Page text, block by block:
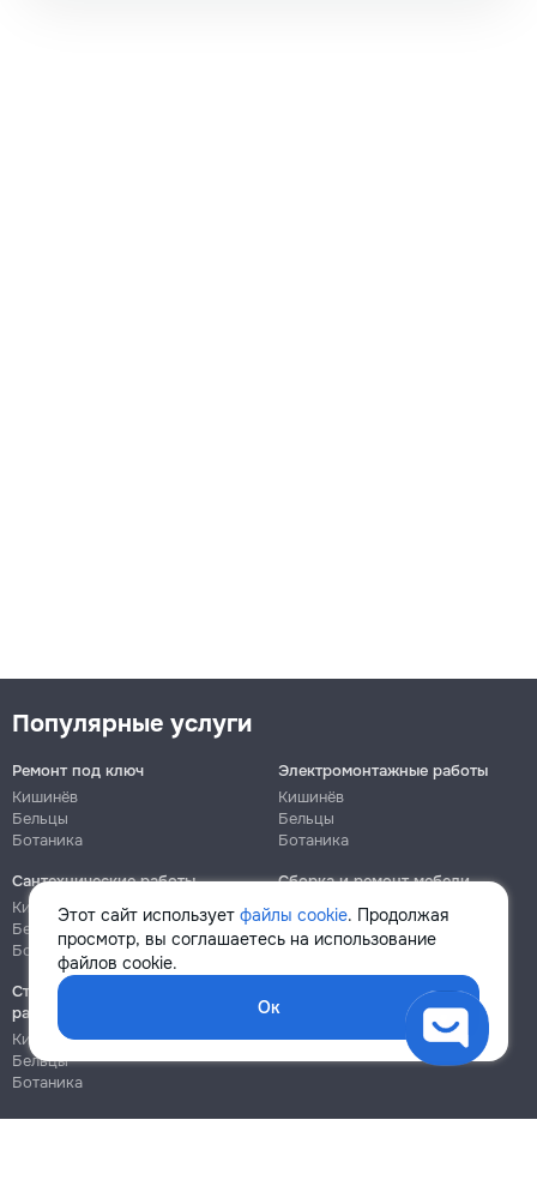
Этот сайт использует файлы cookie. Продолжая
просмотр, вы соглашаетесь на использование
файлов cookie.
Ок
Популярные услуги
Ремонт под ключ
Кишинёв
Бельцы
Ботаника
Электромонтажные работы
Кишинёв
Бельцы
Ботаника
Сантехнические работы
Кишинёв
Бельцы
Ботаника
Сборка и ремонт мебели
Кишинёв
Ботаника
Строительно-монтажные
работы
Кишинёв
Бельцы
Ботаника